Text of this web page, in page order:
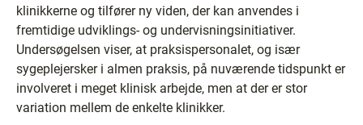
klinikkerne og tilfører ny viden, der kan anvendes i
fremtidige udviklings- og undervisningsinitiativer.
Undersøgelsen viser, at praksispersonalet, og især
sygeplejersker i almen praksis, på nuværende tidspunkt er
involveret i meget klinisk arbejde, men at der er stor
variation mellem de enkelte klinikker.